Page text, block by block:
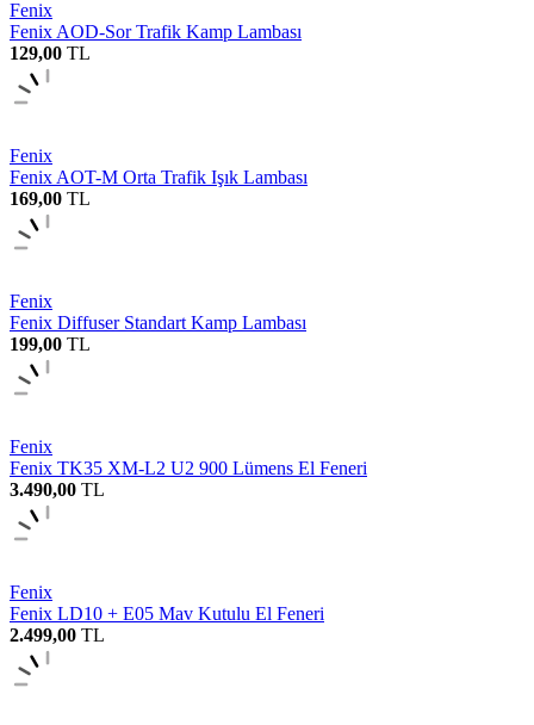
Fenix
Fenix AOD-Sor Trafik Kamp Lambası
129,00 TL
Fenix
Fenix AOT-M Orta Trafik Işık Lambası
169,00 TL
Fenix
Fenix Diffuser Standart Kamp Lambası
199,00 TL
Fenix
Fenix TK35 XM-L2 U2 900 Lümens El Feneri
3.490,00 TL
Fenix
Fenix LD10 + E05 Mav Kutulu El Feneri
2.499,00 TL